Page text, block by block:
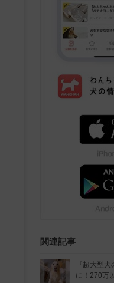
関連記事
『超大型
に！270万